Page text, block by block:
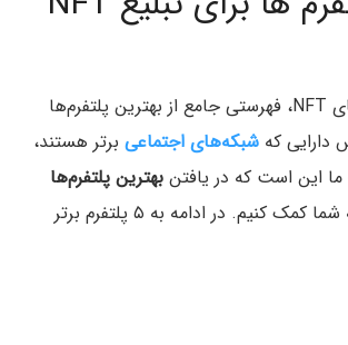
برای ترویج پروژه‌های NFT، فهرستی جامع از بهترین پلتفرم‌ها
دارایی که شبکه‌های اجتماعی برتر هستند،
این است که در یافتن بهترین پلتفرم‌ها
، به شما کمک کنیم. در ادامه به ۵ پلتفرم برتر